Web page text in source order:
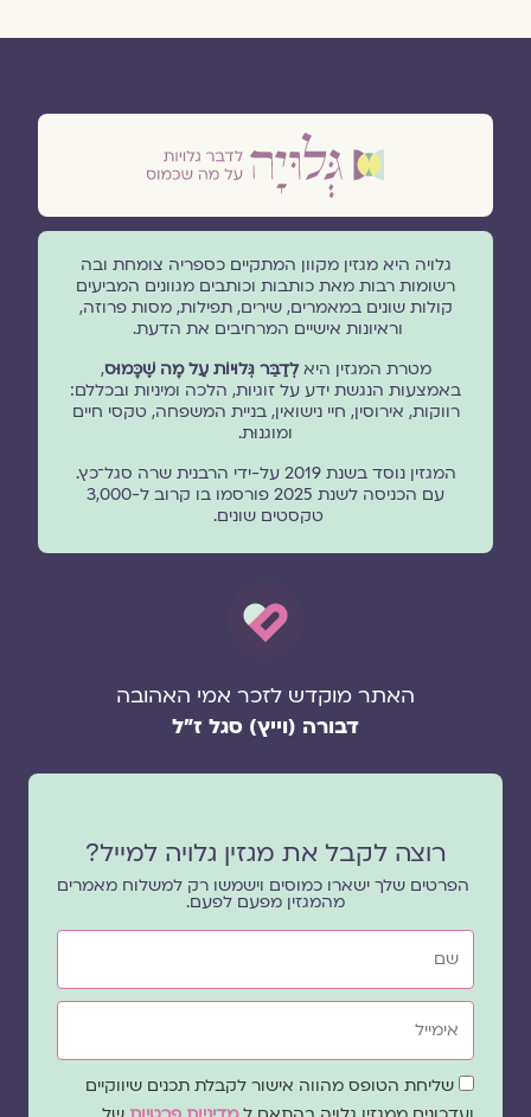
גלויה היא מגזין מקוון המתקיים כספריה צומחת ובה
רשומות רבות מאת כותבות וכותבים מגוונים המביעים
קולות שונים במאמרים, שירים, תפילות, מסות פרוזה,
וראיונות אישיים המרחיבים את הדעת.
מטרת המגזין היאלְדַבֵּר גְּלוּיוֹת עַל מָה שֶׁכָּמוּס,
באמצעות הנגשת ידע על זוגיות, הלכה ומיניות ובכללם:
רווקות, אירוסין, חיי נישואין, בניית המשפחה, טקסי חיים
ומוגנוּת.
המגזין נוסד בשנת 2019 על-ידי הרבנית שרה סגל־כץ.
עם הכניסה לשנת 2025 פורסמו בו קרוב ל-3,000
טקסטים שונים.
האתר מוקדש לזכר אמי האהובה
דבורה (וייץ) סגל ז"ל
רוצה לקבל את מגזין גלויה למייל?
הפרטים שלך ישארו כמוסים וישמשו רק למשלוח מאמרים
מהמגזין מפעם לפעם.
שם
אימייל
שדה
הסכמה
שליחת הטופס מהווה אישור לקבלת תכנים שיווקיים